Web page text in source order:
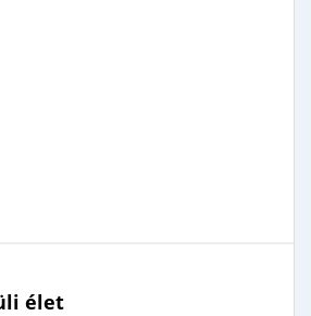
élet